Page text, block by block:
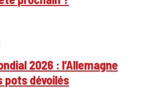
2026 : l’Allemagne
pots dévoilés